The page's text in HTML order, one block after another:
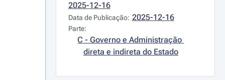
2025-12-16
Data de Publicação: 2025-12-16
Parte:
C - Governo e Administração
direta e indireta do Estado